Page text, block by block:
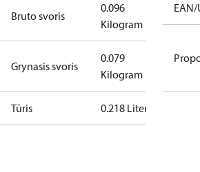
Bruto svoris
0.096
Kilogram
Grynasis svoris
0.079
Kilogram
Tūris 0.218 Liter
EAN/